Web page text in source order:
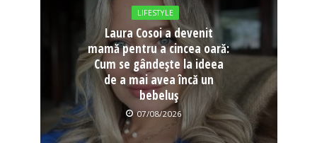
LIFESTYLE
Laura Cosoi a devenit
mamă pentru a cincea oară:
Cum se gândește la ideea
de a mai avea încă un
bebeluș
07/08/2026